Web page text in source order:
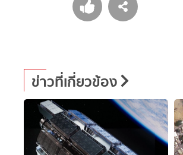
ข่าวที่เกี่ยวข้อง